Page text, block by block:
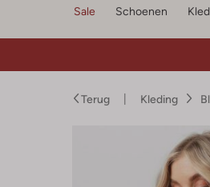
Sale Schoenen
Terug Kleding